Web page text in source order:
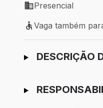
Modelo de trabalho:
Presencial
Vaga também para
Vaga também
Ir para candidatura
DESCRIÇÃO